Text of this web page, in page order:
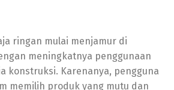
ringan mulai menjamur di
meningkatnya penggunaan
konstruksi. Karenanya, pengguna
memilih produk yang mutu dan